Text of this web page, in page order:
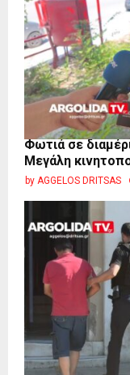
Φωτιά σε
Μεγάλη
by AGGELOS DRITSAS